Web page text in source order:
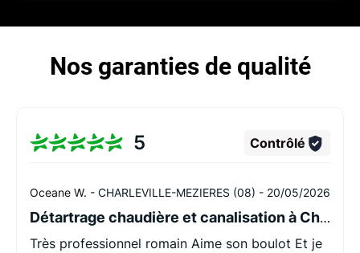
Nos garanties de qualité
5 Contrôlé
Oceane W. - CHARLEVILLE-MEZIERES (08) - 20/05/2026
Détartrage chaudière et canalisation à Charleville-Mézières
Très professionnel romain Aime son boulot Et je